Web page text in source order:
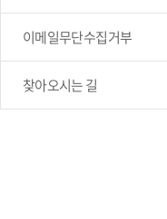
이메일무단수집거부
찾아오시는 길